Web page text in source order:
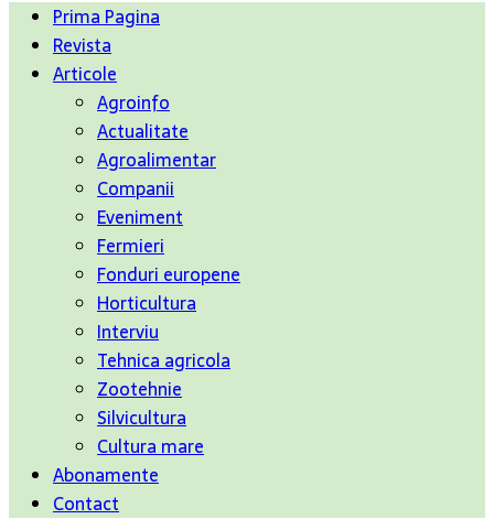
Prima Pagina
Revista
Articole
Agroinfo
Actualitate
Agroalimentar
Companii
Eveniment
Fermieri
Fonduri europene
Horticultura
Interviu
Tehnica agricola
Zootehnie
Silvicultura
Cultura mare
Abonamente
Contact